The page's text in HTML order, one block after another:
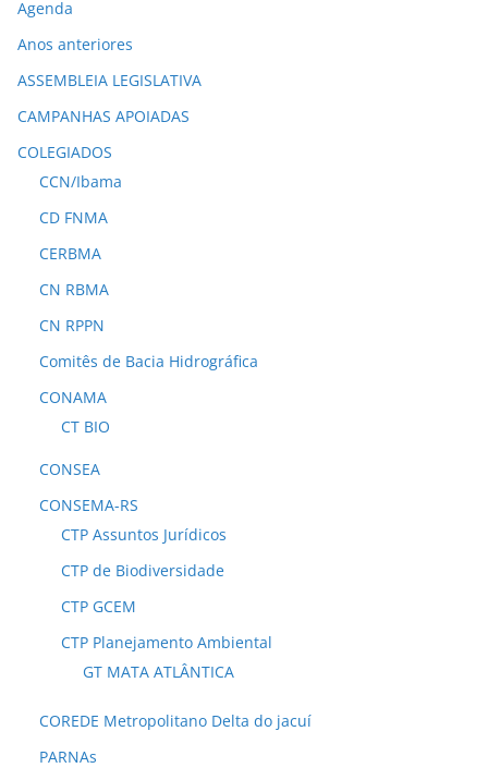
Agenda
Anos anteriores
ASSEMBLEIA LEGISLATIVA
CAMPANHAS APOIADAS
COLEGIADOS
CCN/Ibama
CD FNMA
CERBMA
CN RBMA
CN RPPN
Comitês de Bacia Hidrográfica
CONAMA
CT BIO
CONSEA
CONSEMA-RS
CTP Assuntos Jurídicos
CTP de Biodiversidade
CTP GCEM
CTP Planejamento Ambiental
GT MATA ATLÂNTICA
COREDE Metropolitano Delta do jacuí
PARNAs